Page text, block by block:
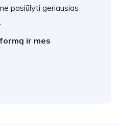
pasiūlyti geriausias
ir mes